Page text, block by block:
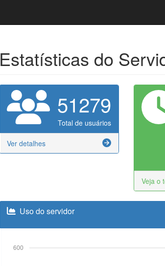
Estatísticas do
51279
Total de usuários
Ver detalhes
Veja o
Uso do servidor
600